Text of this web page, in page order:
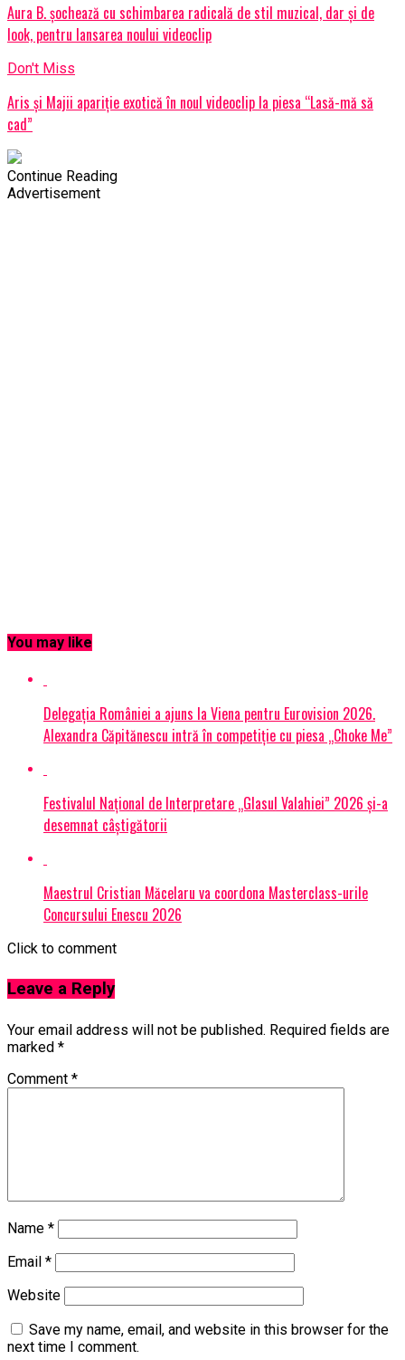
Aura B. șochează cu schimbarea radicală de stil muzical, dar și de
look, pentru lansarea noului videoclip
Don't Miss
Aris și Majii apariție exotică în noul videoclip la piesa “Lasă-mă să
cad”
Continue Reading
Advertisement
You may like
Delegația României a ajuns la Viena pentru Eurovision 2026.
Alexandra Căpitănescu intră în competiție cu piesa „Choke Me”
Festivalul Național de Interpretare „Glasul Valahiei” 2026 și-a
desemnat câștigătorii
Maestrul Cristian Măcelaru va coordona Masterclass-urile
Concursului Enescu 2026
Click to comment
Leave a Reply
Your email address will not be published. Required fields are
marked *
Comment *
Name *
Email *
Website
Save my name, email, and website in this browser for the
next time I comment.